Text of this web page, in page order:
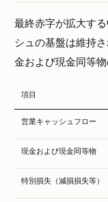
最終赤字が拡大す
シュの基盤は維持
金および現金同等
項目
営業キャッシュフロー
現金および現金同等物
特別損失（減損損失等）